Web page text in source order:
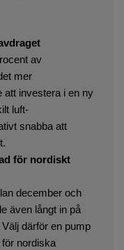
av
mer
att investera i en ny
luft-
snabba att
för nordiskt
december och
även långt in på
därför en pump
nordiska